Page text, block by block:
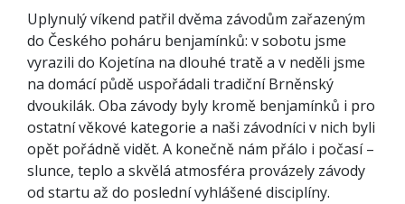
Uplynulý víkend patřil dvěma závodům zařazeným
do Českého poháru benjamínků: v sobotu jsme
vyrazili do Kojetína na dlouhé tratě a v neděli jsme
na domácí půdě uspořádali tradiční Brněnský
dvoukilák. Oba závody byly kromě benjamínků i pro
ostatní věkové kategorie a naši závodníci v nich byli
opět pořádně vidět. A konečně nám přálo i počasí –
slunce, teplo a skvělá atmosféra provázely závody
od startu až do poslední vyhlášené disciplíny.